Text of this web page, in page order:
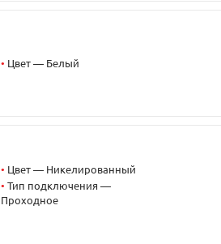
• Цвет — Белый
• Цвет — Никелированный
• Тип подключения —
Проходное